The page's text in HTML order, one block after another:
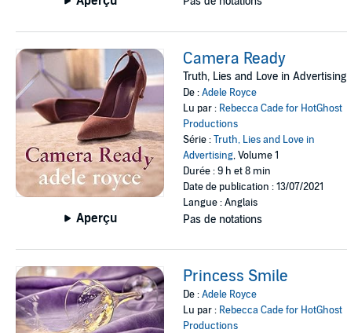
Aperçu
Camera Ready
Truth, Lies and Love in Advertising
De :Adele Royce
Lu par : Rebecca Cade for HotGhost
Productions
Série :Truth, Lies and Love in
Advertising, Volume 1
Durée : 9 h et 8 min
Date de publication : 13/07/2021
Langue : Anglais
Pas de notations
Princess Smile
De :Adele Royce
Lu par : Rebecca Cade for HotGhost
Productions